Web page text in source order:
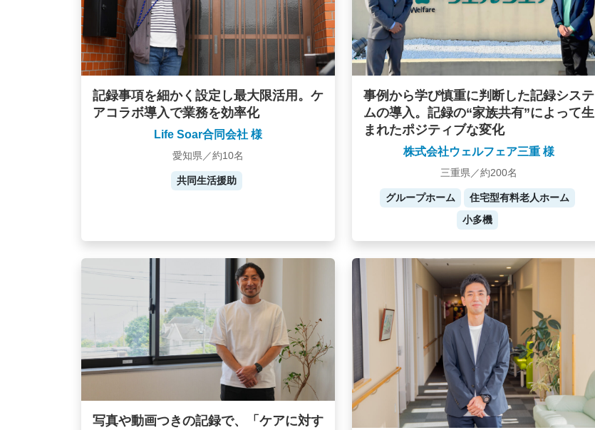
記録事項を細かく設定し最大限活用。ケ
アコラボ導入で業務を効率化
Life Soar合同会社 様
愛知県／約10名
共同生活援助
事例から学び慎重に判断した記録システ
ムの導入。記録の“家族共有”によって生
まれたポジティブな変化
株式会社ウェルフェア三重 様
三重県／約200名
グループホーム
住宅型有料老人ホーム
小多機
写真や動画つきの記録で、「ケアに対す